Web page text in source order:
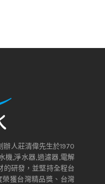
人莊清偉先生於1970
機,淨水器,過濾器,電解
的研發，並堅持全程台
獲台灣精品獎、台灣